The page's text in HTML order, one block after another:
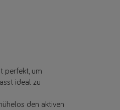
perfekt, um
ideal zu
den aktiven